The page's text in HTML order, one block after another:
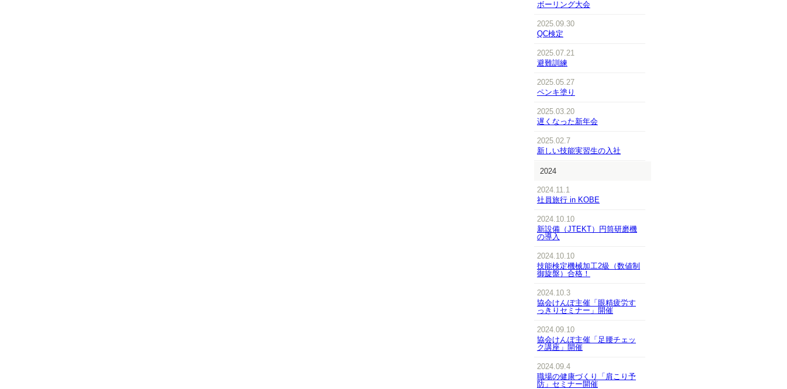
ボーリング大会
2025.09.30
QC検定
2025.07.21
避難訓練
2025.05.27
ペンキ塗り
2025.03.20
遅くなった新年会
2025.02.7
新しい技能実習生の入社
2024
2024.11.1
社員旅行 in KOBE
2024.10.10
新設備（JTEKT）円筒研磨機
の導入
2024.10.10
技能検定機械加工2級（数値制
御旋盤）合格！
2024.10.3
協会けんぽ主催「眼精疲労す
っきりセミナー」開催
2024.09.10
協会けんぽ主催「足腰チェッ
ク講座」開催
2024.09.4
職場の健康づくり「肩こり予
防」セミナー開催